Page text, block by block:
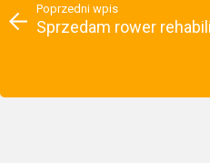
Poprzedni wpis
Sprzedam rower